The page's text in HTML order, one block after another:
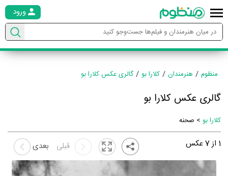
ورود
منظوم هنرمندان کلارا بو گالری عکس کلارا بو
گالری عکس کلارا بو
کلارا بو > صحنه
1 از7عکس بعدی قبلی